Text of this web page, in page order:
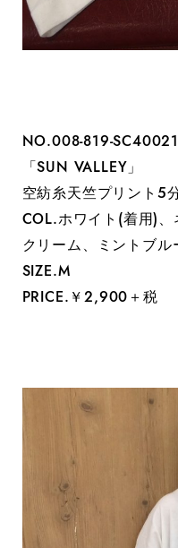
NO.008-819-SC40021
「SUN VALLEY」
空紡糸天竺プリント5
COL.ホワイト(着用)、
クリーム、ミントブル
SIZE.M
PRICE.￥2,900＋税